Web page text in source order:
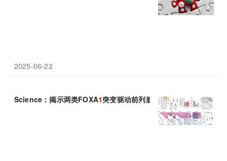
2025-06-22
Science：揭示两类FOXA1突变驱动前列腺癌的产生和治疗抵抗性